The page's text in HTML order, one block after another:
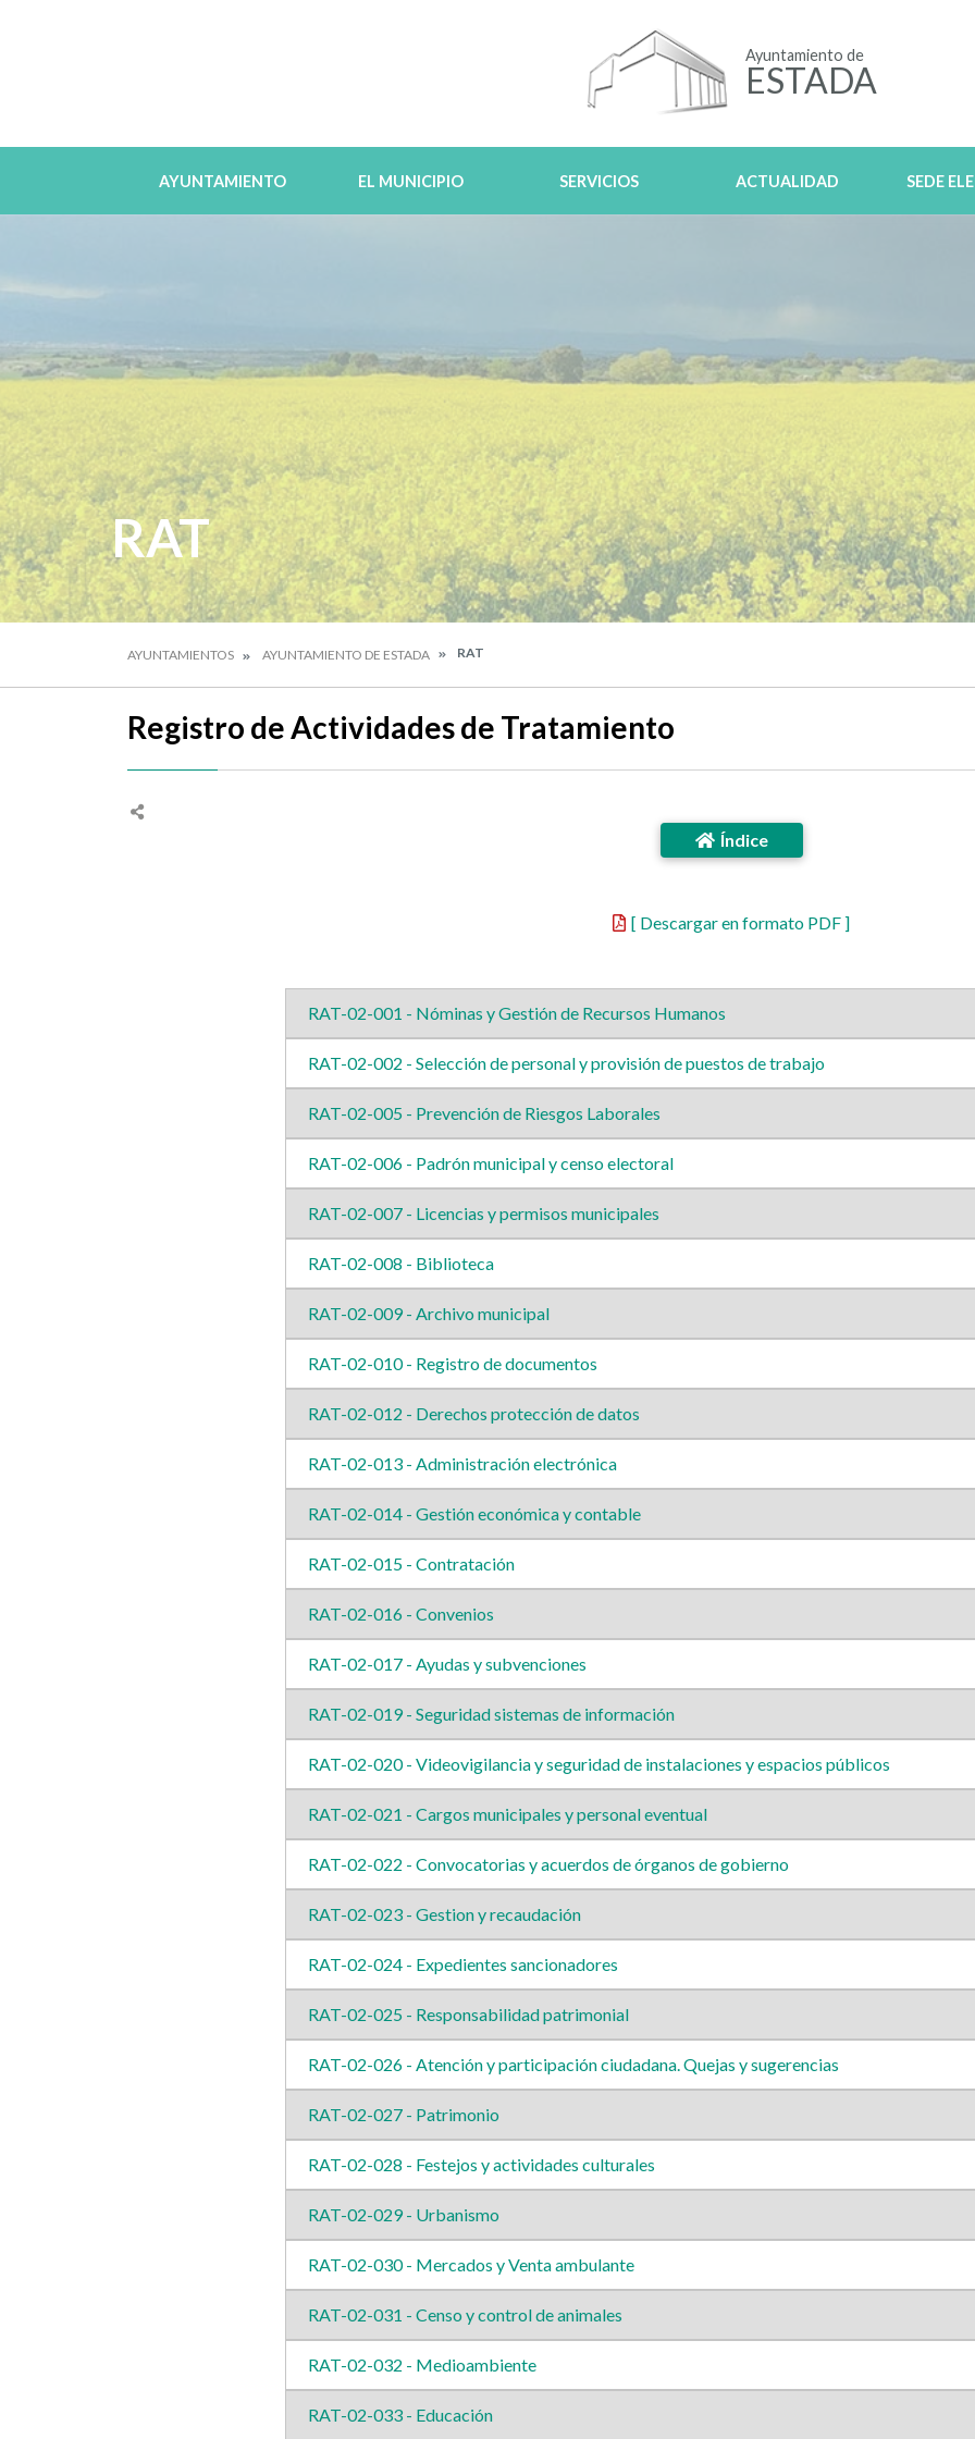
Ayuntamiento de
ESTADA
AYUNTAMIENTO EL MUNICIPIO SERVICIOS ACTUALIDAD SEDE
RAT
AYUNTAMIENTOS AYUNTAMIENTO DE ESTADA RAT
Registro de Actividades de Tratamiento
Índice
[ Descargar en formato PDF ]
RAT-02-001 - Nóminas y Gestión de Recursos Humanos
RAT-02-002 - Selección de personal y provisión de puestos de trabajo
RAT-02-005 - Prevención de Riesgos Laborales
RAT-02-006 - Padrón municipal y censo electoral
RAT-02-007 - Licencias y permisos municipales
RAT-02-008 - Biblioteca
RAT-02-009 - Archivo municipal
RAT-02-010 - Registro de documentos
RAT-02-012 - Derechos protección de datos
RAT-02-013 - Administración electrónica
RAT-02-014 - Gestión económica y contable
RAT-02-015 - Contratación
RAT-02-016 - Convenios
RAT-02-017 - Ayudas y subvenciones
RAT-02-019 - Seguridad sistemas de información
RAT-02-020 - Videovigilancia y seguridad de instalaciones y espacios públicos
RAT-02-021 - Cargos municipales y personal eventual
RAT-02-022 - Convocatorias y acuerdos de órganos de gobierno
RAT-02-023 - Gestion y recaudación
RAT-02-024 - Expedientes sancionadores
RAT-02-025 - Responsabilidad patrimonial
RAT-02-026 - Atención y participación ciudadana. Quejas y sugerencias
RAT-02-027 - Patrimonio
RAT-02-028 - Festejos y actividades culturales
RAT-02-029 - Urbanismo
RAT-02-030 - Mercados y Venta ambulante
RAT-02-031 - Censo y control de animales
RAT-02-032 - Medioambiente
RAT-02-033 - Educación